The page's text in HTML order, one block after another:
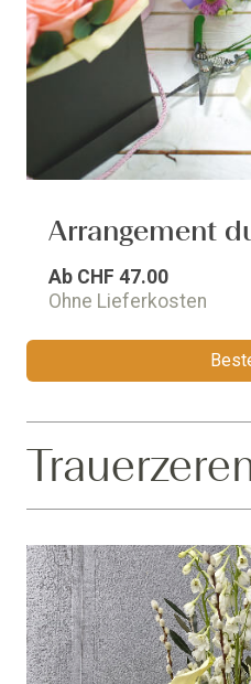
Arrangement
Ab CHF 47.00
Ohne Lieferkosten